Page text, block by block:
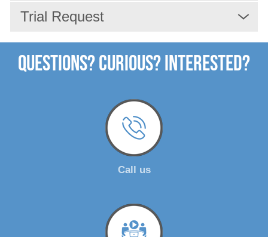
Unternehmen
Trial Request
Questions? Curious? Interested?
Call us